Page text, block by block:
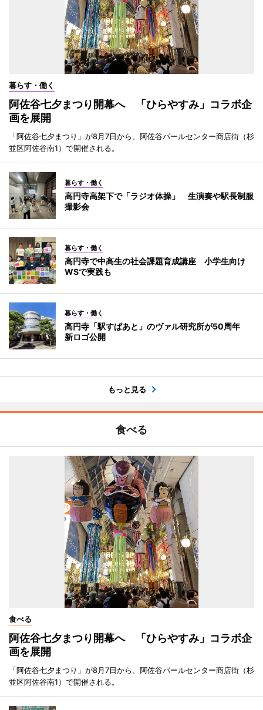
暮らす・働く
阿佐谷七夕まつり開幕へ 「ひらやすみ」コラボ企
画を展開
「阿佐谷七夕まつり」が8月7日から、阿佐谷パールセンター商店街（杉
並区阿佐谷南1）で開催される。
暮らす・働く
高円寺高架下で「ラジオ体操」 生演奏や駅長制服
撮影会
暮らす・働く
高円寺で中高生の社会課題育成講座 小学生向け
WSで実践も
暮らす・働く
高円寺「駅すぱあと」のヴァル研究所が50周年
新ロゴ公開
もっと見る
食べる
食べる
阿佐谷七夕まつり開幕へ 「ひらやすみ」コラボ企
画を展開
「阿佐谷七夕まつり」が8月7日から、阿佐谷パールセンター商店街（杉
並区阿佐谷南1）で開催される。